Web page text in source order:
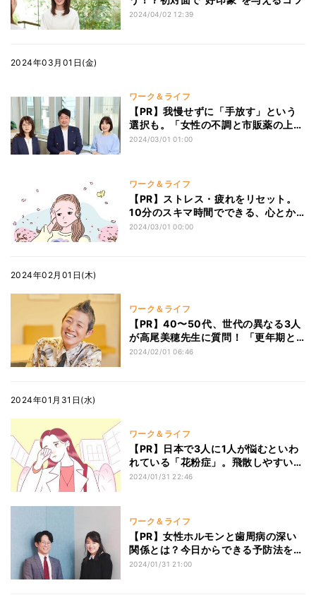
2024/04/02 12:39
2024年03月01日(金)
ワーク＆ライフ
【PR】我慢せずに「手放す」という
選択も。「女性の不調と市販薬の上手
な付き合いかた」
2024/03/01 01:00
ワーク＆ライフ
【PR】ストレス・疲れをリセット。
10分のスキマ時間でできる、心とか
らだのセルフケア
2024/03/01 00:00
2024年02月01日(木)
ワーク＆ライフ
【PR】40〜50代、世代の異なる3人
が高尾美穂先生に質問！ 「更年期と
の向き合い方、教えてください」
2024/02/01 06:46
2024年01月31日(水)
ワーク＆ライフ
【PR】日本で3人に1人が悩むといわ
れている「花粉症」。飛散しやすいシ
ーズンや基本の対策を気象予報士に聞
2024/01/31 22:46
ワーク＆ライフ
【PR】女性ホルモンと歯周病の深い
関係とは？今日からできる予防法を歯
科医の先生が解説
2024/01/31 21:00